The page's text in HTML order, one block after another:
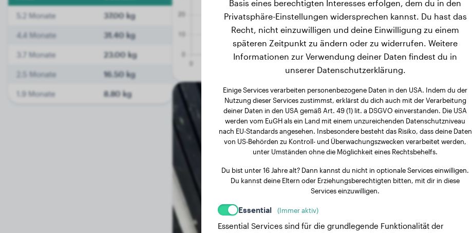
5.2 Monate 37.00 kg
4.4 Monate 31.40 kg
3.7 Monate 23.00 kg
2.5 Monate 16.50 kg
1.9 Monate 8.80 kg
Basis eines berechtigten Interesses erfolgen, dem du in den
Privatsphäre-Einstellungen widersprechen kannst. Du hast das
Recht, nicht einzuwilligen und deine Einwilligung zu einem
späteren Zeitpunkt zu ändern oder zu widerrufen. Weitere
Informationen zur Verwendung deiner Daten findest du in
unserer Datenschutzerklärung.
Einige Services verarbeiten personenbezogene Daten in den USA. Indem du der
Nutzung dieser Services zustimmst, erklärst du dich auch mit der Verarbeitung
deiner Daten in den USA gemäß Art. 49 (1) lit. a DSGVO einverstanden. Die USA
werden vom EuGH als ein Land mit einem unzureichenden Datenschutzniveau
nach EU-Standards angesehen. Insbesondere besteht das Risiko, dass deine Daten
von US-Behörden zu Kontroll- und Überwachungszwecken verarbeitet werden,
unter Umständen ohne die Möglichkeit eines Rechtsbehelfs.
Du bist unter 16 Jahre alt? Dann kannst du nicht in optionale Services einwilligen.
Du kannst deine Eltern oder Erziehungsberechtigten bitten, mit dir in diese
Services einzuwilligen.
Essential (Immer aktiv)
Essential Services sind für die grundlegende Funktionalität der